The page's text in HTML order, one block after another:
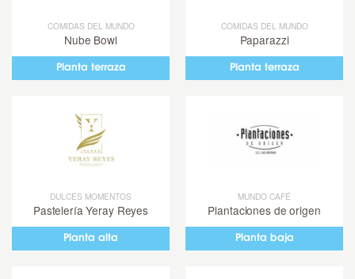
COMIDAS DEL MUNDO
Nube Bowl
Planta terraza
COMIDAS DEL MUNDO
Paparazzi
Planta terraza
DULCES MOMENTOS
Pastelería Yeray Reyes
Planta alta
MUNDO CAFÉ
Plantaciones de origen
Planta baja